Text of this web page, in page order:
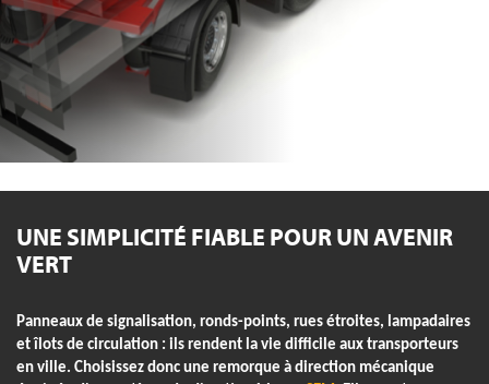
UNE SIMPLICITÉ FIABLE POUR UN AVENIR
VERT
Panneaux de signalisation, ronds-points, rues étroites, lampadaires
et îlots de circulation : ils rendent la vie difficile aux transporteurs
en ville. Choisissez donc une remorque à direction mécanique